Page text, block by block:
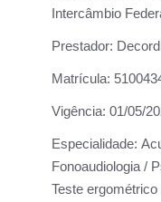
Intercâmbio
Prestador:
Matrícula:
Vigência: 01/05/
Especialidade:
Fonoaudiologia /
Teste